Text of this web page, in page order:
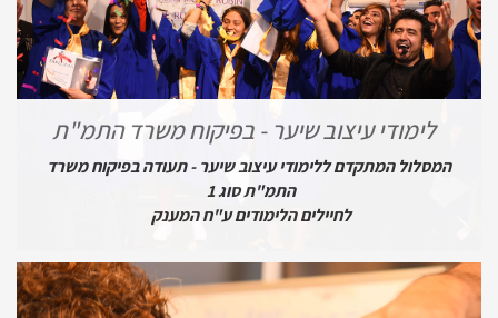
לימודי עיצוב שיער - בפיקוח משרד התמ"ת
המסלול המתקדם ללימודי עיצוב שיער - תעודה בפיקוח משרד
התמ"ת סוג 1
לחיילים הלימודים ע"ח המענק